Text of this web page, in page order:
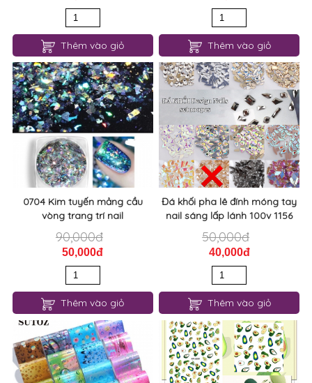
Thêm vào giỏ Thêm vào giỏ
0704 Kim tuyến mảng cầu
vòng trang trí nail
90,000đ
50,000đ
Thêm vào giỏ
Đá khối pha lê đính móng tay
nail sáng lấp lánh 100v 1156
50,000đ
40,000đ
Thêm vào giỏ